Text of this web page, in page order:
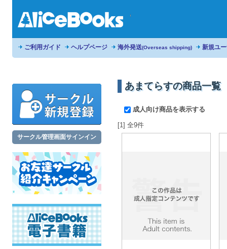
ご利用ガイド ヘルプページ 海外発送(Overseas shipping) 新規ユ
サークル管理画面サインイン
あまてらすの商品一覧
成人向け商品を表示する
[1] 全9件